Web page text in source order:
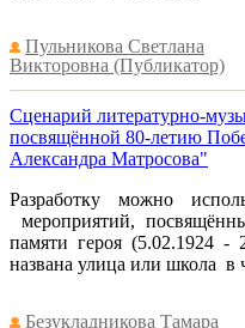
Пульникова Светлана
Викторовна (Публикатор)
Сценарий литературно-
посвящённой 80-летию
Александра Матросова"
Разработку можно
мероприятий,
памяти героя (5.02.1924 -
названа улица или школа в
Безукладникова Тамара